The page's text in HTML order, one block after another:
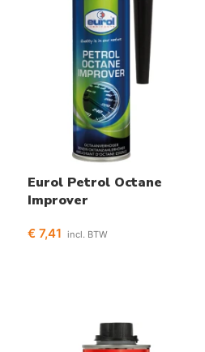
Eurol Petrol Octane
Improver
€ 7,41 incl. BTW